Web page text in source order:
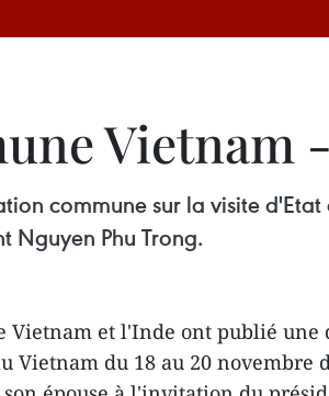
Vietnam
commune sur la visite
Nguyen Phu Trong.
Vietnam et l'Inde ont publié une
Vietnam du 18 au 20 novembre